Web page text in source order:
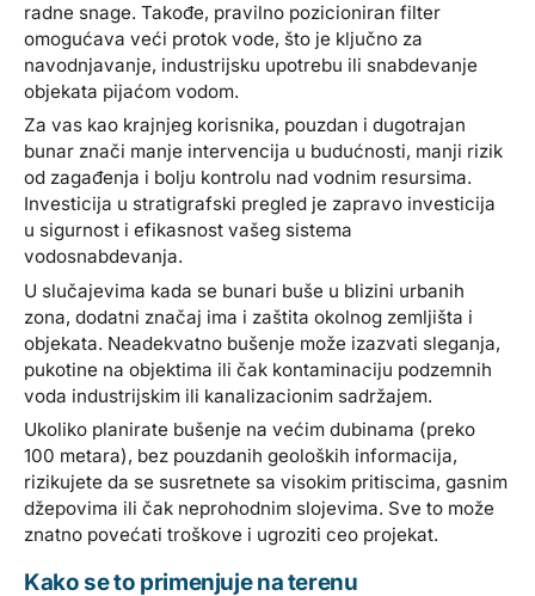
radne snage. Takođe, pravilno pozicioniran filter
omogućava veći protok vode, što je ključno za
navodnjavanje, industrijsku upotrebu ili snabdevanje
objekata pijaćom vodom.
Za vas kao krajnjeg korisnika, pouzdan i dugotrajan
bunar znači manje intervencija u budućnosti, manji rizik
od zagađenja i bolju kontrolu nad vodnim resursima.
Investicija u stratigrafski pregled je zapravo investicija
u sigurnost i efikasnost vašeg sistema
vodosnabdevanja.
U slučajevima kada se bunari buše u blizini urbanih
zona, dodatni značaj ima i zaštita okolnog zemljišta i
objekata. Neadekvatno bušenje može izazvati sleganja,
pukotine na objektima ili čak kontaminaciju podzemnih
voda industrijskim ili kanalizacionim sadržajem.
Ukoliko planirate bušenje na većim dubinama (preko
100 metara), bez pouzdanih geoloških informacija,
rizikujete da se susretnete sa visokim pritiscima, gasnim
džepovima ili čak neprohodnim slojevima. Sve to može
znatno povećati troškove i ugroziti ceo projekat.
Kako se to primenjuje na terenu